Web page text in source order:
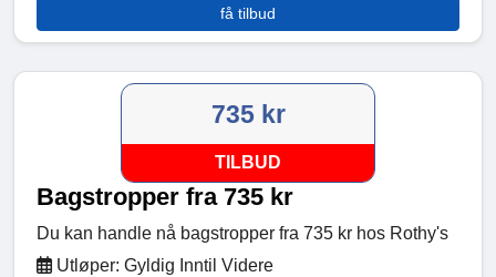
få tilbud
735 kr
TILBUD
Bagstropper fra 735 kr
Du kan handle nå bagstropper fra 735 kr hos Rothy's
Utløper: Gyldig Inntil Videre